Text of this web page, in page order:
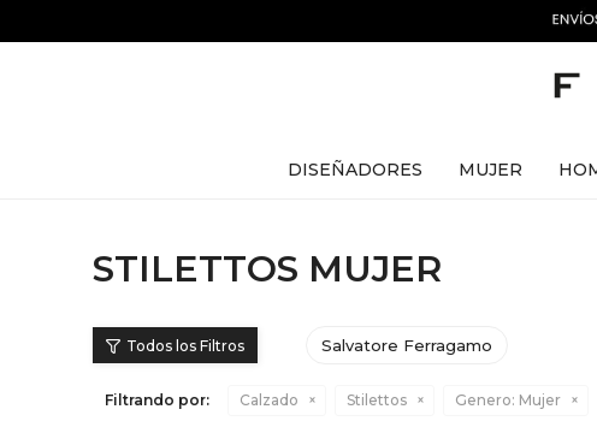
DISEÑADORES MUJER
STILETTOS MUJER
Salvatore Ferragamo
Filtrando por: Calzado Stilettos Genero: Mujer